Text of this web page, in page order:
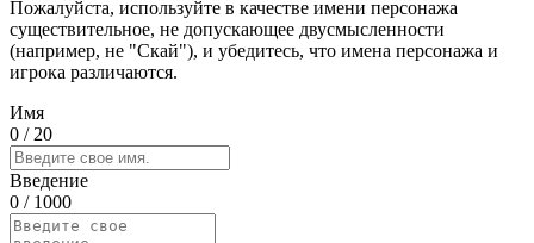
Пожалуйста, используйте в качестве имени персонажа
существительное, не допускающее двусмысленности
(например, не "Скай"), и убедитесь, что имена персонажа и
игрока различаются.
Имя
0 / 20
Введение
0 / 1000